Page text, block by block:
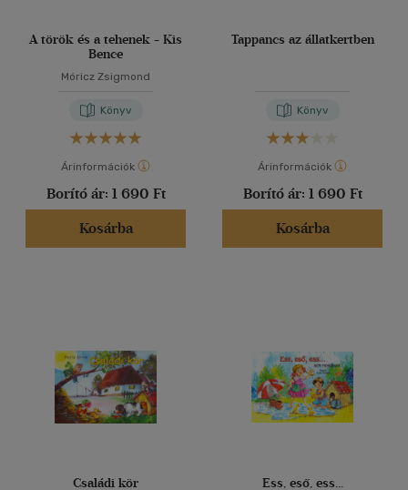
A török és a tehenek - Kis
Bence
Móricz Zsigmond
Könyv
Árinformációk
Borító ár: 1 690 Ft
Kosárba
Tappancs az állatkertben
Könyv
Árinformációk
Borító ár: 1 690 Ft
Kosárba
Családi kör Ess, eső, ess...